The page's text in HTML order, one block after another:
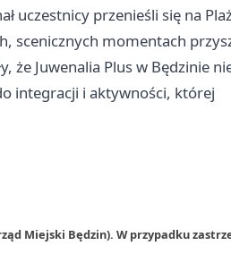
uczestnicy przenieśli się na
scenicznych momentach
że Juwenalia Plus w Będzinie
integracji i aktywności, której
Miejski Będzin). W przypadku